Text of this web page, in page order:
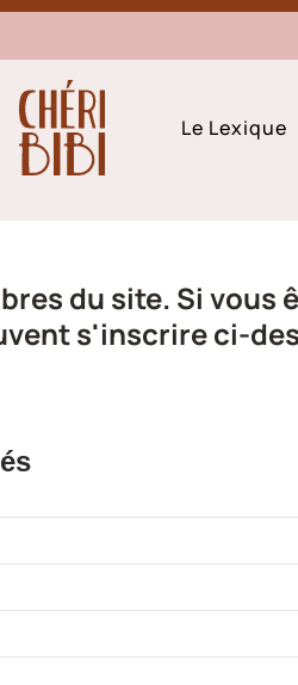
Le Lexique
du site. Si
s'inscrire ci-